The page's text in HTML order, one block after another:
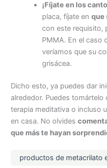
¡Fíjate en los
placa, fíjate enque
con este requisito,
PMMA. En el caso
veríamos que su
grisácea.
Dicho esto, ya puedes dar
alrededor. Puedes
terapia meditativa o incluso
en casa. No olvides
que más te hayan
productos de metacrilato